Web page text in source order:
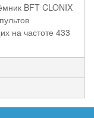
BFT CLONIX
на частоте 433